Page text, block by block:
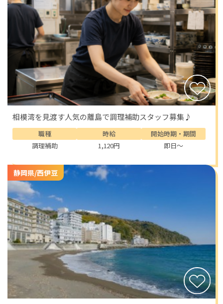
るよう。
仕事帰りに立ち寄って、コーヒーを飲みながら夕暮れの
風を感じる。そんな小さな贅沢も、この街ならではで
す。
観光だけでなく、自然も豊かです。
冬の「爪木崎公園」では、一面に咲く白い水仙が海風に
揺れ、香りがあたりを包みます。
春は桜、夏はマリンスポーツ、秋は温泉と食の季節。
魅力です。
仕事の合間や休日には、地元の食を楽しむのもおすすめ
です。
煮付けはもちろん、刺身やしゃぶしゃぶでも絶品です。
そのほか、サザエや伊勢エビ、地物の野菜など、地元の
食材はどれも力強い味わい。
料理に関わる仕事をしながら、素材の魅力を実感できる
のも、この職場ならではです。
そして何より、この町の人々の温かさ。
観光客にも、働くスタッフにも分け隔てなく声をかけて
くれる優しさがあり、初めての土地でもすぐに馴染めま
「おかえり」と迎えてくれるような雰囲気の中で働ける
のは、下田という町の大きな魅力の一つです！
相模湾を見渡す人気の離島で調理補助スタッフ募集♪
職種
調理補助
時給
1,120円
開始時期・期間
即日～
静岡県/西伊豆